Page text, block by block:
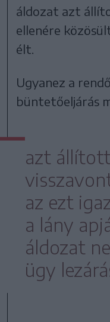
áldozat azt
ellenére
élt.
Ugyanez a
büntetőeljárás
azt
az ezt
a lány
áldozat
ügy